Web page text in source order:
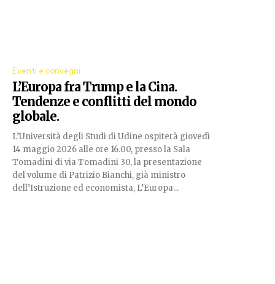
Eventi e convegni
L’Europa fra Trump e la Cina.
Tendenze e conflitti del mondo
globale.
L’Università degli Studi di Udine ospiterà giovedì
14 maggio 2026 alle ore 16.00, presso la Sala
Tomadini di via Tomadini 30, la presentazione
del volume di Patrizio Bianchi, già ministro
dell’Istruzione ed economista, L’Europa...